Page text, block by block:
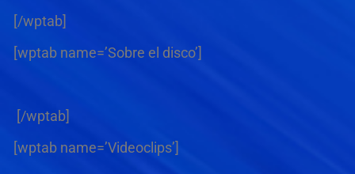
[/wptab]
[wptab name=’Sobre el disco’]
[/wptab]
[wptab name=’Videoclips’]